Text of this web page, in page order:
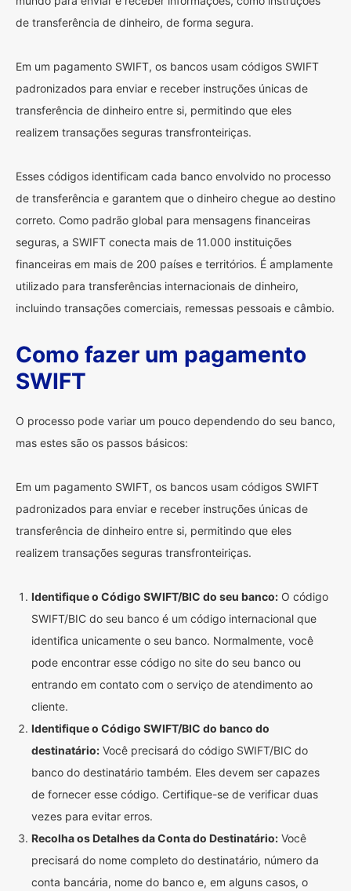
de transferência de dinheiro, de forma segura.
Em um pagamento SWIFT, os bancos usam códigos SWIFT
padronizados para enviar e receber instruções únicas de
transferência de dinheiro entre si, permitindo que eles
realizem transações seguras transfronteiriças.
Esses códigos identificam cada banco envolvido no processo
de transferência e garantem que o dinheiro chegue ao destino
correto. Como padrão global para mensagens financeiras
seguras, a SWIFT conecta mais de 11.000 instituições
financeiras em mais de 200 países e territórios. É amplamente
utilizado para transferências internacionais de dinheiro,
incluindo transações comerciais, remessas pessoais e câmbio.
Como fazer um pagamento
SWIFT
O processo pode variar um pouco dependendo do seu banco,
mas estes são os passos básicos:
Em um pagamento SWIFT, os bancos usam códigos SWIFT
padronizados para enviar e receber instruções únicas de
transferência de dinheiro entre si, permitindo que eles
realizem transações seguras transfronteiriças.
Identifique o Código SWIFT/BIC do seu banco: O código
SWIFT/BIC do seu banco é um código internacional que
identifica unicamente o seu banco. Normalmente, você
pode encontrar esse código no site do seu banco ou
entrando em contato com o serviço de atendimento ao
cliente.
Identifique o Código SWIFT/BIC do banco do
destinatário: Você precisará do código SWIFT/BIC do
banco do destinatário também. Eles devem ser capazes
de fornecer esse código. Certifique-se de verificar duas
vezes para evitar erros.
Recolha os Detalhes da Conta do Destinatário: Você
precisará do nome completo do destinatário, número da
conta bancária, nome do banco e, em alguns casos, o